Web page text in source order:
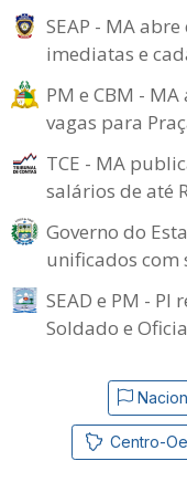
SEAP - MA
imediatas e
PM e CBM -
vagas para
TCE - MA
salários de até
Governo do
unificados com
SEAD e PM -
Soldado e
Centro-